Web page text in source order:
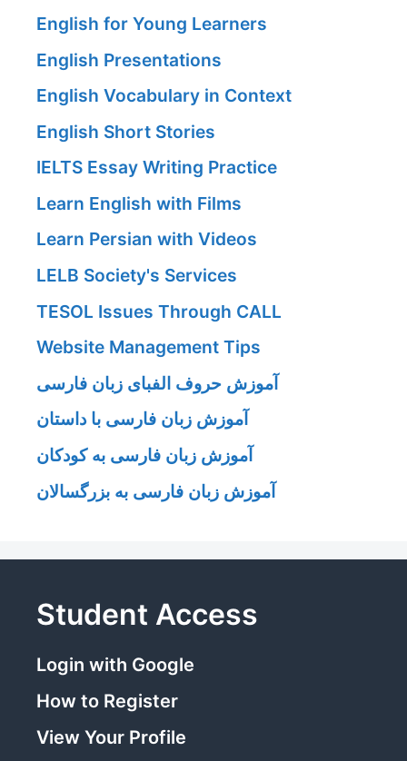
English for Young Learners
English Presentations
English Vocabulary in Context
English Short Stories
IELTS Essay Writing Practice
Learn English with Films
Learn Persian with Videos
LELB Society's Services
TESOL Issues Through CALL
Website Management Tips
آموزش حروف الفبای زبان فارسی
آموزش زبان فارسی با داستان
آموزش زبان فارسی به کودکان
آموزش زبان فارسی به بزرگسالان
Student Access
Login with Google
How to Register
View Your Profile